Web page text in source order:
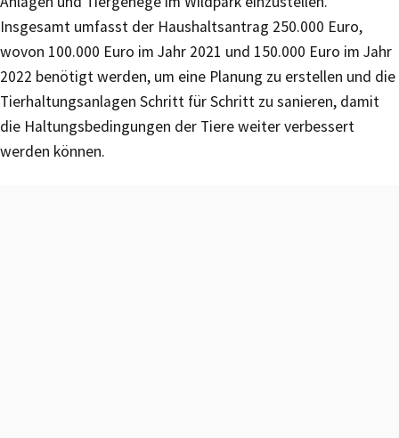
Insgesamt umfasst der Haushaltsantrag 250.000 Euro,
wovon 100.000 Euro im Jahr 2021 und 150.000 Euro im Jahr
2022 benötigt werden, um eine Planung zu erstellen und die
Tierhaltungsanlagen Schritt für Schritt zu sanieren, damit
die Haltungsbedingungen der Tiere weiter verbessert
werden können.